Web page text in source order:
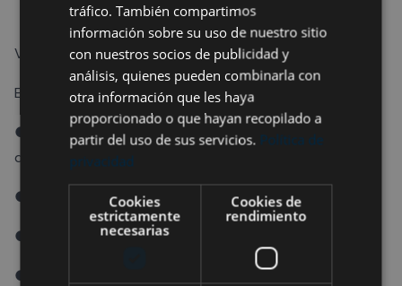
Vida marina y experiencias inolvidables
Este viaje está lleno de momentos únicos:
● Safari para ver al tiburón ballena, el pez más grande
del mundo.
● Safari de mantas gigantes en su estación de limpieza.
● Tortugas, rayas águila y arrecifes llenos de vida.
● Excursión en búsqueda de delfines al atardecer.
tráfico. También compartimos
información sobre su uso de nuestro sitio
con nuestros socios de publicidad y
análisis, quienes pueden combinarla con
otra información que les haya
proporcionado o que hayan recopilado a
partir del uso de sus servicios. Política de
privacidad
Cookies
estrictamente
necesarias
Cookies de
rendimiento